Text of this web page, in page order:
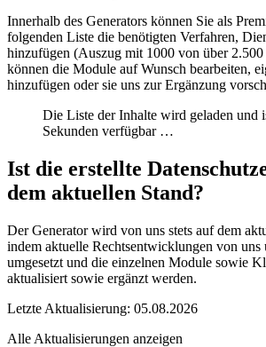
Innerhalb des Generators können Sie als
folgenden Liste die benötigten Verfahren,
hinzufügen (Auszug mit 1000 von über
können die Module auf Wunsch bearbeiten,
hinzufügen oder sie uns zur Ergänzung
Die Liste der Inhalte wird geladen und
Sekunden verfügbar …
Ist die erstellte
dem aktuellen Stand?
Der Generator wird von uns stets auf dem
indem aktuelle Rechtsentwicklungen von uns
umgesetzt und die einzelnen Module sowie
aktualisiert sowie ergänzt werden.
Letzte Aktualisierung: 05.08.2026
Alle Aktualisierungen anzeigen